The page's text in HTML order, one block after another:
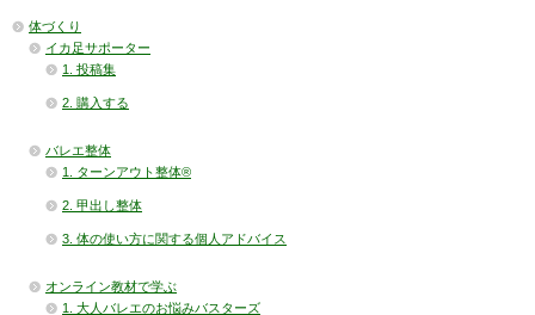
体づくり
イカ足サポーター
1. 投稿集
2. 購入する
バレエ整体
1. ターンアウト整体®
2. 甲出し整体
3. 体の使い方に関する個人アドバイス
オンライン教材で学ぶ
1. 大人バレエのお悩みバスターズ